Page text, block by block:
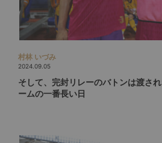
村林 いづみ
2024.09.05
そして、完封リレーのバトンは渡さ
ームの一番長い日